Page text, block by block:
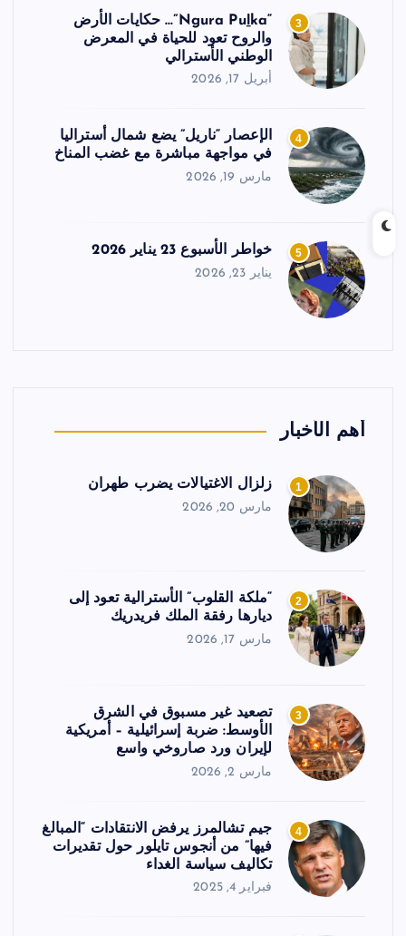
3
“Ngura Puḻka”… حكايات الأرض
والروح تعود للحياة في المعرض
الوطني الأسترالي
أبريل 17, 2026
4
الإعصار “ناريل” يضع شمال أستراليا
في مواجهة مباشرة مع غضب المناخ
مارس 19, 2026
5 خواطر الأسبوع 23 يناير 2026
يناير 23, 2026
أهم الأخبار
1 زلزال الاغتيالات يضرب طهران
مارس 20, 2026
2
“ملكة القلوب” الأسترالية تعود إلى
ديارها رفقة الملك فريدريك
مارس 17, 2026
3
تصعيد غير مسبوق في الشرق
الأوسط: ضربة إسرائيلية – أمريكية
لإيران ورد صاروخي واسع
مارس 2, 2026
4
جيم تشالمرز يرفض الانتقادات “المبالغ
فيها” من أنجوس تايلور حول تقديرات
تكاليف سياسة الغداء
فبراير 4, 2025